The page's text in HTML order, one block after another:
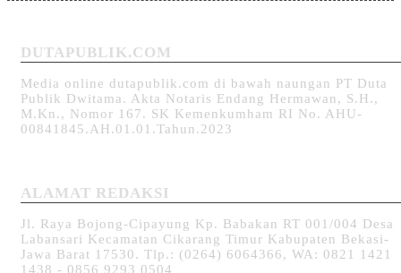
DUTAPUBLIK.COM
Media online dutapublik.com di bawah naungan PT Duta
Publik Dwitama. Akta Notaris Endang Hermawan, S.H.,
M.Kn., Nomor 167. SK Kemenkumham RI No. AHU-
00841845.AH.01.01.Tahun.2023
ALAMAT REDAKSI
Jl. Raya Bojong-Cipayung Kp. Babakan RT 001/004 Desa
Labansari Kecamatan Cikarang Timur Kabupaten Bekasi-
Jawa Barat 17530. Tlp.: (0264) 6064366, WA: 0821 1421
1438 - 0856 9293 0504